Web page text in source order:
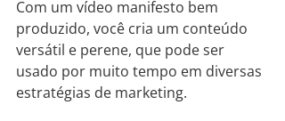
Com um vídeo manifesto bem
produzido, você cria um conteúdo
versátil e perene, que pode ser
usado por muito tempo em diversas
estratégias de marketing.